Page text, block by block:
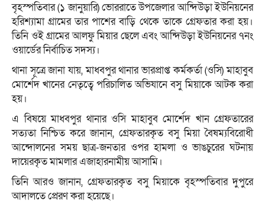
বৃহস্পতিবার (১ জানুয়ারি) ভোররাতে উপজেলার আন্দিউড়া ইউনিয়নের
হরিশ্যামা গ্রামের তার পাশের বাড়ি থেকে তাকে গ্রেফতার করা হয়।
তিনি ওই গ্রামের আলফু মিয়ার ছেলে এবং আন্দিউড়া ইউনিয়নের ৭নং
ওয়ার্ডের নির্বাচিত সদস্য।
থানা সূত্রে জানা যায়, মাধবপুর থানার ভারপ্রাপ্ত কর্মকর্তা (ওসি) মাহাবুব
মোর্শেদ খানের নেতৃত্বে পরিচালিত অভিযানে বসু মিয়াকে আটক করা
হয়।
এ বিষয়ে মাধবপুর থানার ওসি মাহাবুব মোর্শেদ খান গ্রেফতারের
সত্যতা নিশ্চিত করে জানান, গ্রেফতারকৃত বসু মিয়া বৈষম্যবিরোধী
আন্দোলনের সময় ছাত্র-জনতার ওপর হামলা ও ভাঙচুরের ঘটনায়
দায়েরকৃত মামলার এজাহারনামীয় আসামি।
তিনি আরও জানান, গ্রেফতারকৃত বসু মিয়াকে বৃহস্পতিবার দুপুরে
আদালতে প্রেরণ করা হয়েছে।